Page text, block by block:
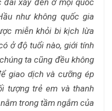
như không quốc gia
miễn khỏi bi kịch lừa
ở độ tuổi nào, giới tính
ta cũng đều không
giao dịch và cưỡng ép
tượng trẻ em và thanh
trong tầm ngắm của